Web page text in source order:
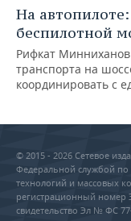
На
беспилотной
Рифкат
транспорта на
координировать с
© 2015 - 2026 Сетевое
Федеральной службой
технологий и массовых
регистрационный номер
свидетельство Эл № ФС